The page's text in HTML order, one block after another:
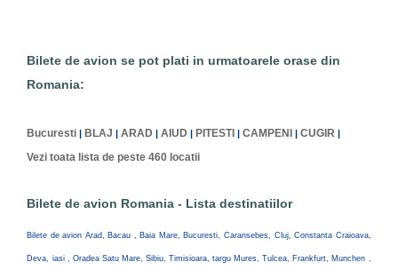
Bilete de avion se pot plati in urmatoarele orase din
Romania:
Bucuresti BLAJ |ARAD |AIUD PITESTI |CAMPENI |CUGIR
Vezi toata lista de peste 460 locatii
Bilete de avion Romania - Lista destinatiilor
Bilete de avion Arad, Bacau , Baia Mare, Bucuresti, Caransebes, Cluj, Constanta Craioava,
Deva, iasi , Oradea Satu Mare, Sibiu, Timisioara, targu Mures, Tulcea, Frankfurt, Munchen ,